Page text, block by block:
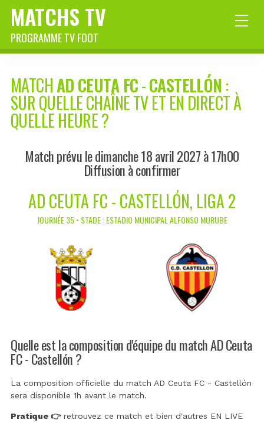
MATCHS TV
PROGRAMME TV FOOT
MATCHAD CEUTA FC-CASTELLÓN:
SUR QUELLE CHAÎNE TV ET EN DIRECT À
QUELLE HEURE ?
Match prévu le dimanche 18 avril 2027 à 17h00
Diffusion à confirmer
AD CEUTA FC - CASTELLÓN, LIGA 2
JOURNÉE 35 • STADE : ESTADIO MUNICIPAL ALFONSO MURUBE
Quelle est la composition d'équipe du match AD Ceuta
FC - Castellón ?
La composition officielle du match AD Ceuta FC - Castellón
sera disponible 1h avant le match.
Pratique 👉retrouvez ce match et bien d'autres EN LIVE